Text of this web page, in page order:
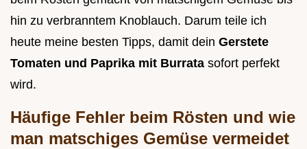
hin zu verbranntem Knoblauch. Darum teile ich
heute meine besten Tipps, damit dein Gerstete
Tomaten und Paprika mit Burrata sofort perfekt
wird.
Häufige Fehler beim Rösten und wie
man matschiges Gemüse vermeidet